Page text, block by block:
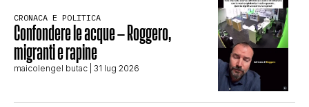
CRONACA E POLITICA
Confondere le acque – Roggero,
migranti e rapine
maicolengel butac | 31 lug 2026